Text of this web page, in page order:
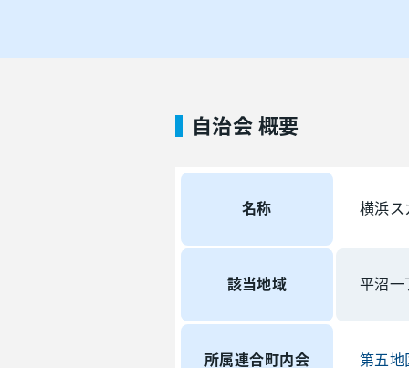
自治会 概要
名称 横浜ス
該当地域 平沼一
所属連合町内会 第五地